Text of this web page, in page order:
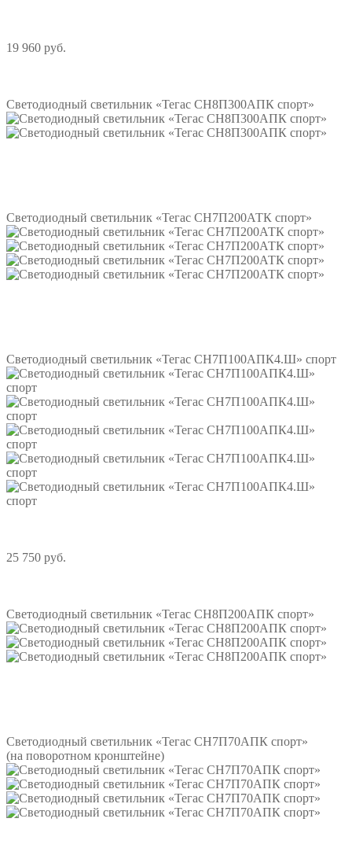
19 960 руб.
Светодиодный светильник «Тегас СН8П300АПК спорт»
Светодиодный светильник «Тегас СН7П200АТК спорт»
Светодиодный светильник «Тегас СН7П100АПК4.Ш» спорт
25 750 руб.
Светодиодный светильник «Тегас СН8П200АПК спорт»
Светодиодный светильник «Тегас СН7П70АПК спорт»
(на поворотном кронштейне)